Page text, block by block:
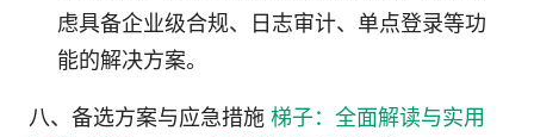
虑具备企业级合规、日志审计、单点登录等功
能的解决方案。
八、备选方案与应急措施 梯子：全面解读与实用